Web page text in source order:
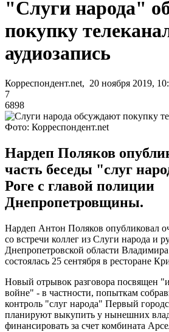
"Слуги народа"
покупку
аудиозапись
Корреспондент.net, 20 ноября 2019,
7
6898
Фото: Корреспондент.net
Нардеп Поляков
часть беседы "слуг
Роге с главой полиции
Днепропетровщины.
Нардеп Антон Поляков опубликовал
со встречи коллег из Слуги народа и
Днепропетровской области
состоялась 25 сентября в ресторане
Новый отрывок разговора посвящен
войне" - в частности, попыткам
контроль "слуг народа" Первый
планируют выкупить у нынешних
финансировать за счет комбината